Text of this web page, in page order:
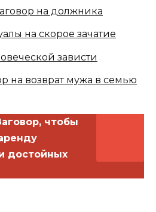
на должника
на скорое зачатие
зависти
на возврат мужа в семью
чтобы
достойных